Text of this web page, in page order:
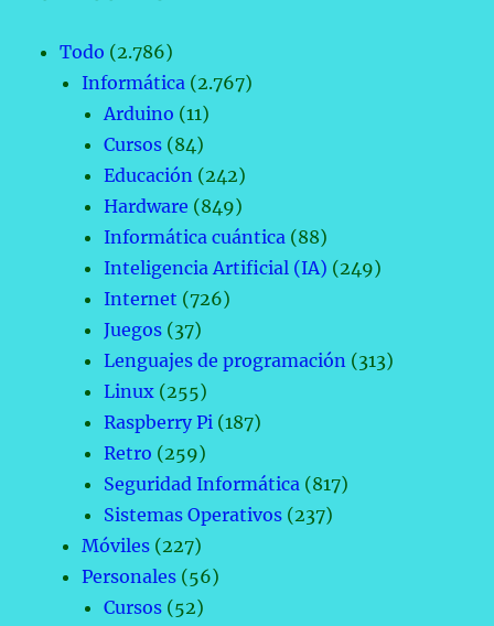
Todo (2.786)
Informática (2.767)
Arduino (11)
Cursos (84)
Educación (242)
Hardware (849)
Informática cuántica (88)
Inteligencia Artificial (IA) (249)
Internet (726)
Juegos (37)
Lenguajes de programación (313)
Linux (255)
Raspberry Pi (187)
Retro (259)
Seguridad Informática (817)
Sistemas Operativos (237)
Móviles (227)
Personales (56)
Cursos (52)